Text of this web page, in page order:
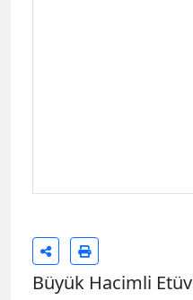
Büyük Hacimli Etüv